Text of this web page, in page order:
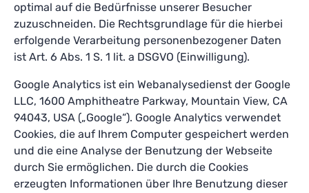
optimal auf die Bedürfnisse unserer Besucher
zuzuschneiden. Die Rechtsgrundlage für die hierbei
erfolgende Verarbeitung personenbezogener Daten
ist Art. 6 Abs. 1 S. 1 lit. a DSGVO (Einwilligung).
Google Analytics ist ein Webanalysedienst der Google
LLC, 1600 Amphitheatre Parkway, Mountain View, CA
94043, USA („Google“). Google Analytics verwendet
Cookies, die auf Ihrem Computer gespeichert werden
und die eine Analyse der Benutzung der Webseite
durch Sie ermöglichen. Die durch die Cookies
erzeugten Informationen über Ihre Benutzung dieser